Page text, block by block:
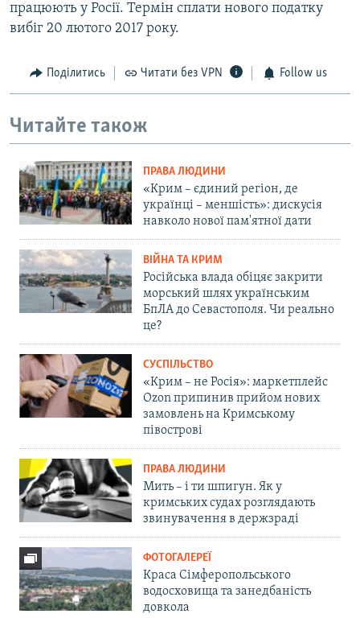
працюють у Росії. Термін сплати нового податку
вибіг 20 лютого 2017 року.
Поділитись Читати без VPN Follow us
Читайте також
ПРАВА ЛЮДИНИ
«Крим – єдиний регіон, де
українці – меншість»: дискусія
навколо нової пам'ятної дати
ВІЙНА ТА КРИМ
Російська влада обіцяє закрити
морський шлях українським
БпЛА до Севастополя. Чи реально
це?
СУСПІЛЬСТВО
«Крим – не Росія»: маркетплейс
Ozon припинив прийом нових
замовлень на Кримському
півострові
ПРАВА ЛЮДИНИ
Мить – і ти шпигун. Як у
кримських судах розглядають
звинувачення в держзраді
ФОТОГАЛЕРЕЇ
Краса Сімферопольського
водосховища та занедбаність
довкола